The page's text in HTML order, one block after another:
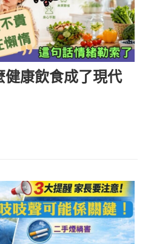
康飲食成了現代